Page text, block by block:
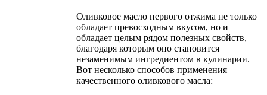
Оливковое масло первого отжима не только
обладает превосходным вкусом, но и
обладает целым рядом полезных свойств,
благодаря которым оно становится
незаменимым ингредиентом в кулинарии.
Вот несколько способов применения
качественного оливкового масла: